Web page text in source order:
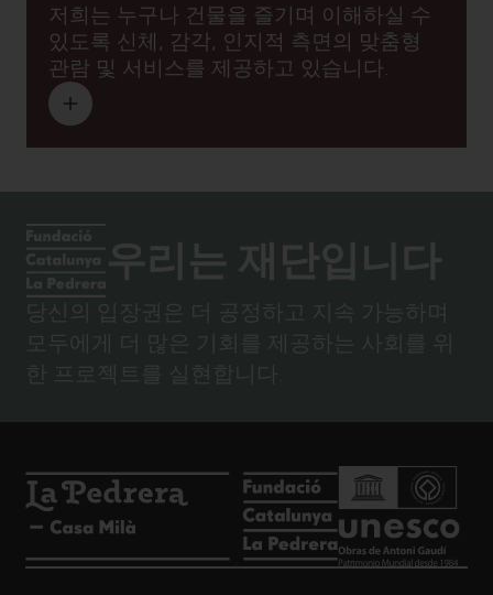
저희는 누구나 건물을 즐기며 이해하실 수
있도록 신체, 감각, 인지적 측면의 맞춤형
관람 및 서비스를 제공하고 있습니다.
우리는 재단입니다
당신의 입장권은 더 공정하고 지속 가능하며
모두에게 더 많은 기회를 제공하는 사회를 위
한 프로젝트를 실현합니다.